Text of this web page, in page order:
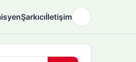
Şarkıcıİletişim